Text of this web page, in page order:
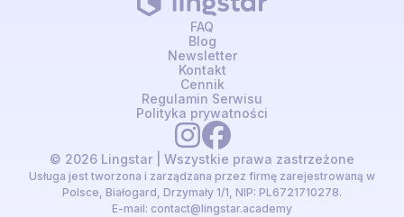
© 2026 Lingstar | Wszystkie prawa zastrzeżone
Usługa jest tworzona i zarządzana przez firmę zarejestrowaną w
Polsce, Białogard, Drzymały 1/1, NIP: PL6721710278.
E-mail: contact@lingstar.academy
FAQ
Blog
Newsletter
Kontakt
Cennik
Regulamin Serwisu
Polityka prywatności